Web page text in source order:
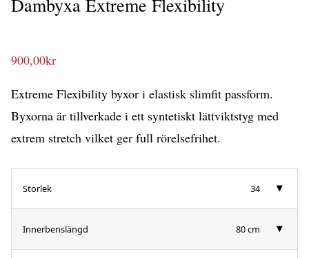
Dambyxa Extreme Flexibility
900,00kr
Extreme Flexibility byxor i elastisk slimfit passform.
Byxorna är tillverkade i ett syntetiskt lättviktstyg med
extrem stretch vilket ger full rörelsefrihet.
Storlek 34
Innerbenslängd 80 cm